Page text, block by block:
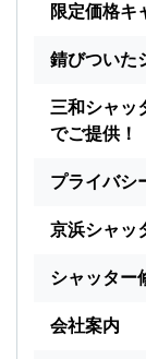
限定価格キ
錆びついた
三和シャッ
でご提供！
プライバシ
京浜シャッ
シャッター
会社案内